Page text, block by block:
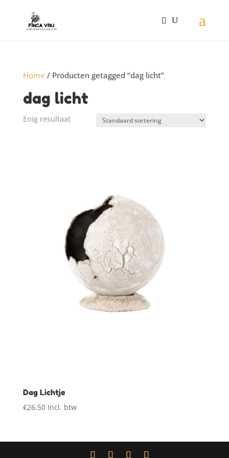
Home / Producten getagged “dag licht”
dag licht
Enig resultaat
Dag Lichtje
€26.50 Incl. btw